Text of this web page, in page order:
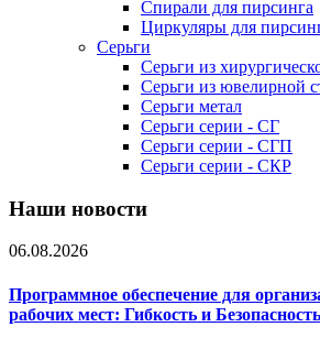
Спирали для пирсинга
Циркуляры для
Серьги
Серьги из
Серьги из ювелирной
Серьги метал
Серьги серии - СГ
Серьги серии - СГП
Серьги серии - СКР
Наши новости
06.08.2026
Программное обеспечение для
рабочих мест: Гибкость и